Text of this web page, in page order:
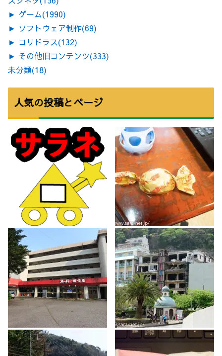
► ゲーム(1990)
► ソフトウェア制作(69)
► コリドラス(132)
► その他旧コンテンツ(333)
未分類(18)
人気の投稿とページ